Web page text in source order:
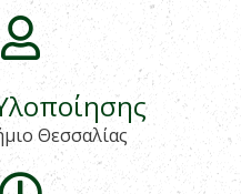
Θεσσαλίας